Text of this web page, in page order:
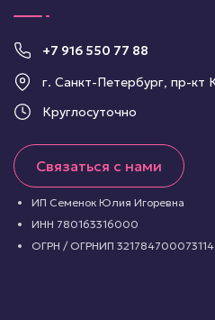
+7 916 550 77 88
г. Санкт-Петербург, пр-кт
Круглосуточно
Связаться с нами
ИП Семенок Юлия Игоревна
ИНН 780163316000
ОГРН / ОГРНИП 321784700073114